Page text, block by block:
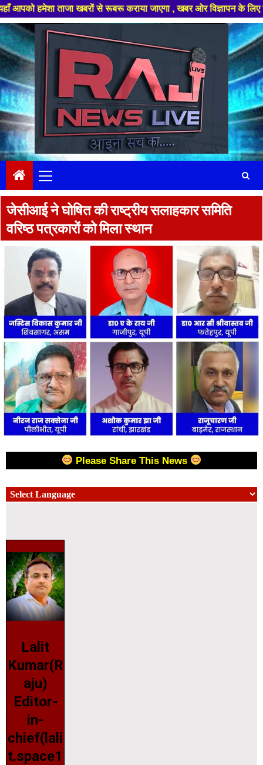
खबरों से रूबरू कराया जाएगा , खबर ओर विज्ञापन के लिए संपर्क करे
Skip
to
content
Menu
जेसीआई ने घोषित की राष्ट्रीय सलाहकार समिति
वरिष्ठ पत्रकारों को मिला स्थान
Please Share This News
Lalit
Kumar(R
aju)
Editor-
in-
chief(lali
t.space1